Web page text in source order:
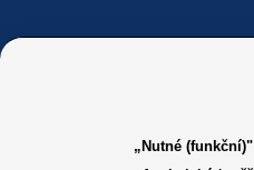
„Nutné (funkční)"